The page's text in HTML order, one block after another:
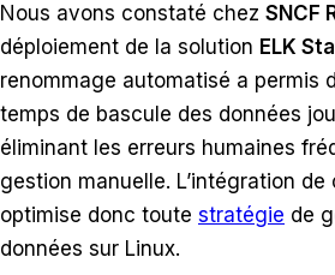
Nous avons constaté chez SNCF
déploiement de la solution ELK
renommage automatisé a permis
temps de bascule des données
éliminant les erreurs humaines
gestion manuelle. L’intégration de
optimise donc toute stratégie de
données sur Linux.